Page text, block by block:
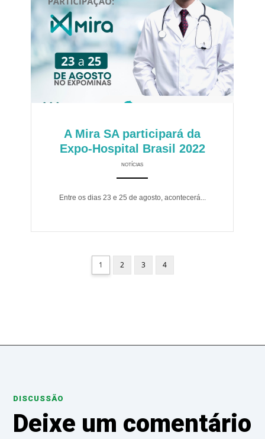
A Mira SA participará da
Expo-Hospital Brasil 2022
NOTÍCIAS
Entre os dias 23 e 25 de agosto, acontecerá...
1 2 3 4
DISCUSSÃO
Deixe um comentário